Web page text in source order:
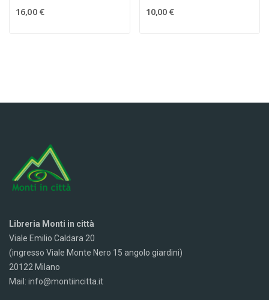
16,00 € 10,00 €
Libreria Monti in città
Viale Emilio Caldara 20
(ingresso Viale Monte Nero 15 angolo giardini)
20122 Milano
Mail: info@montiincitta.it